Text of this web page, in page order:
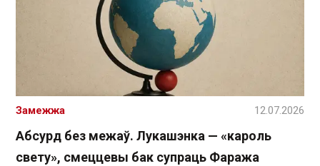
Абсурд без межаў. Лукашэнка — «кароль
свету», смеццевы бак супраць Фаража
Замежжа 12.07.2026